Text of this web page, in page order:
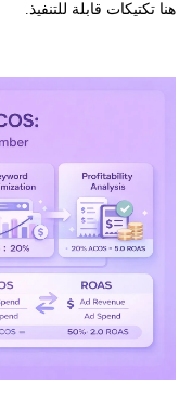
قابلة للتنفيذ.